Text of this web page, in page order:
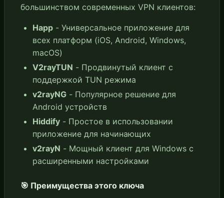
большинством современных VPN клиентов:
Happ - Универсальное приложение для
всех платформ (iOS, Android, Windows,
macOS)
V2rayTUN - Продвинутый клиент с
поддержкой TUN режима
v2rayNG - Популярное решение для
Android устройств
Hiddify - Простое в использовании
приложение для начинающих
v2rayN - Мощный клиент для Windows с
расширенными настройками
🎯 Преимущества этого ключа